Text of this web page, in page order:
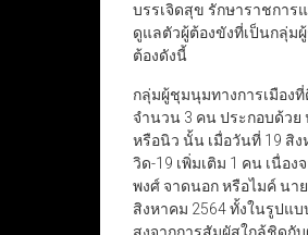
บรรเจิดสุข รักษาราชกา
ดูแลตัวผู้ต้องขังที่เป็นกลุ่ม
ต้องดังนี้
กลุ่มผู้ชุมนุมทางการเมือง
จำนวน 3 คน ประกอบด้วย
หรือนิว นั้น เมื่อวันที่ 19 สิ
วิด-19 เพิ่มเติม 1 คน เนื่อ
พงศ์ จาดนอก หรือไมค์ นา
สิงหาคม 2564 ทั้งในรูปแบ